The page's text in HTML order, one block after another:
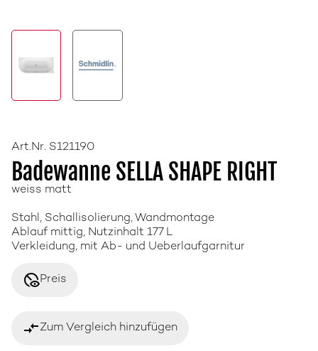
Art.Nr. S121190
Badewanne SELLA SHAPE RIGHT
weiss matt
Stahl, Schallisolierung, Wandmontage
Ablauf mittig, Nutzinhalt 177 L
Verkleidung, mit Ab- und Ueberlaufgarnitur
disabled_visiblePreis
compare_arrowsZum Vergleich hinzufügen